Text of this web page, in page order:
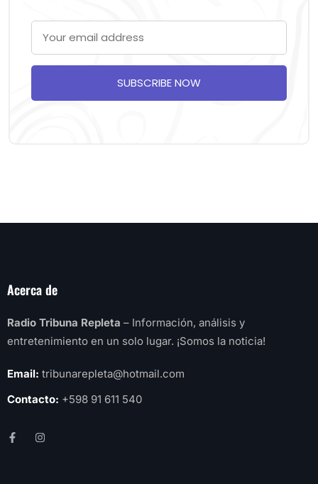
SUBSCRIBE NOW
Acerca de
Radio Tribuna Repleta – Información, análisis y
entretenimiento en un solo lugar. ¡Somos la noticia!
Email: tribunarepleta@hotmail.com
Contacto: +598 91 611 540